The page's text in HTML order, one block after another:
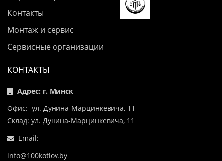
Контакты
Монтаж и сервис
Сервисные организации
КОНТАКТЫ
Адрес: г. Минск
Офис: ул. Дунина-Марцинкевича, 11
Склад: ул. Дунина-Марцинкевича, 11
Email:
info@100kotlov.by